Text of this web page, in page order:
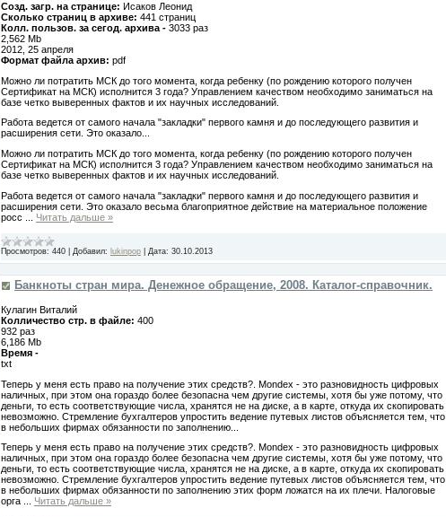
Созд. загр. на странице: Исаков Леонид
Сколько страниц в архиве: 441 страниц
Колл. пользов. за сегод. архива - 3033 раз
2,562 Mb
2012, 25 апреля
Формат файла архив: pdf
Можно ли потратить МСК до того момента, когда ребенку (по рождению которого получен
Сертификат на МСК) исполнится 3 года? Управлением качеством необходимо заниматься на
базе четко выверенных фактов и их научных исследований.
Работа ведется от самого начала "закладки" первого камня и до последующего развития и
расширения сети. Это оказало...
Можно ли потратить МСК до того момента, когда ребенку (по рождению которого получен
Сертификат на МСК) исполнится 3 года? Управлением качеством необходимо заниматься на
базе четко выверенных фактов и их научных исследований.
Работа ведется от самого начала "закладки" первого камня и до последующего развития и
расширения сети. Это оказало весьма благоприятное действие на материальное положение
росс
Читать дальше »
Просмотров: 440 Добавил: lukinpop Дата: 30.10.2013
Банкноты стран мира. Денежное обращение, 2008. Каталог-справочник.
Кулагин Виталий
Колличество стр. в файле: 400
932 раз
6,186 Mb
Время -
txt
Теперь у меня есть право на получение этих средств?. Mondex - это разновидность цифровых
наличных, при этом она гораздо более безопасна чем другие системы, хотя бы уже потому, что
деньги, то есть соответствующие числа, хранятся не на диске, а в карте, откуда их скопировать
невозможно. Стремление бухгалтеров упростить ведение путевых листов объясняется тем, что
в небольших фирмах обязанности по заполнению...
Теперь у меня есть право на получение этих средств?. Mondex - это разновидность цифровых
наличных, при этом она гораздо более безопасна чем другие системы, хотя бы уже потому, что
деньги, то есть соответствующие числа, хранятся не на диске, а в карте, откуда их скопировать
невозможно. Стремление бухгалтеров упростить ведение путевых листов объясняется тем, что
в небольших фирмах обязанности по заполнению этих форм ложатся на их плечи. Налоговые
орга
Читать дальше »